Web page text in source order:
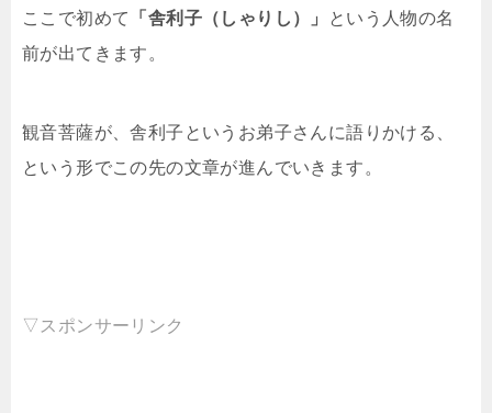
ここで初めて 「舎利子（しゃりし）」
という人物の名
前が出てきます。
観音菩薩が、舎利子というお弟子さんに語りかける、
という形でこの先の文章が進んでいきます。
▽スポンサーリンク